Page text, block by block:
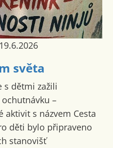
světa
s dětmi zažili
–
aktivit s názvem Cesta
děti bylo připraveno
stanovišť